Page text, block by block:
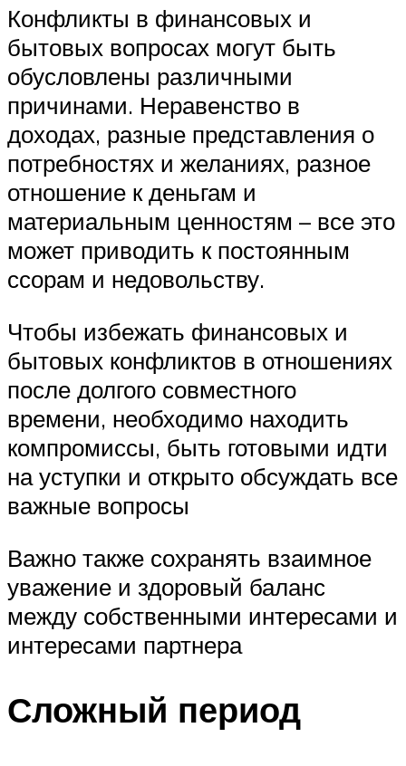
Конфликты в финансовых и
бытовых вопросах могут быть
обусловлены различными
причинами. Неравенство в
доходах, разные представления о
потребностях и желаниях, разное
отношение к деньгам и
материальным ценностям – все это
может приводить к постоянным
ссорам и недовольству.
Чтобы избежать финансовых и
бытовых конфликтов в отношениях
после долгого совместного
времени, необходимо находить
компромиссы, быть готовыми идти
на уступки и открыто обсуждать все
важные вопросы
Важно также сохранять взаимное
уважение и здоровый баланс
между собственными интересами и
интересами партнера
Сложный период